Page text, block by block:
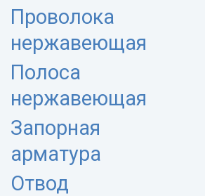
Проволока
нержавеющая
Полоса
нержавеющая
Запорная
арматура
Отвод